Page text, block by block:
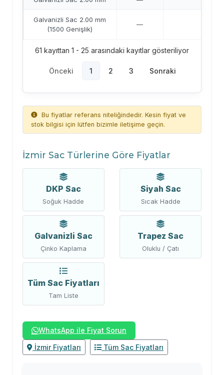
Galvanizli Sac 2.00 mm
(1500 Genişlik)
—
61 kayıttan 1 - 25 arasındaki kayıtlar gösteriliyor
Önceki 1 2 3 Sonraki
Bu fiyatlar referans niteliğindedir. Kesin fiyat ve
stok bilgisi için lütfen bizimle iletişime geçin.
İzmir Sac Türlerine Göre Fiyatlar
DKP Sac
Soğuk Hadde
Siyah Sac
Sıcak Hadde
Galvanizli Sac
Çinko Kaplama
Trapez Sac
Oluklu / Çatı
Tüm Sac Fiyatları
Tam Liste
WhatsApp ile Fiyat Sorun
İzmir Fiyatları
Tüm Sac Fiyatları